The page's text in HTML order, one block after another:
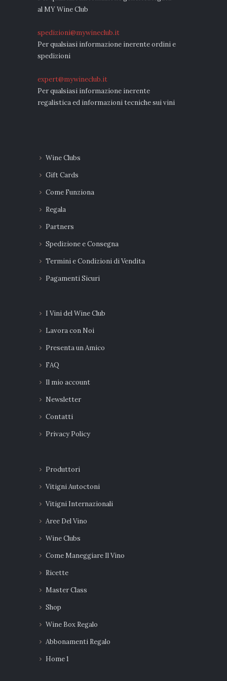
scelte
al MY Wine Club
spedizioni@mywineclub.it
Per qualsiasi informazione inerente ordini e
spedizioni
expert@mywineclub.it
Per qualsiasi informazione inerente
regalistica ed informazioni tecniche sui vini
Wine Clubs
Gift Cards
Come Funziona
Regala
Partners
Spedizione e Consegna
Termini e Condizioni di Vendita
Pagamenti Sicuri
I Vini del Wine Club
Lavora con Noi
Presenta un Amico
FAQ
Il mio account
Newsletter
Contatti
Privacy Policy
Produttori
Vitigni Autoctoni
Vitigni Internazionali
Aree Del Vino
Wine Clubs
Come Maneggiare Il Vino
Ricette
Master Class
Shop
Wine Box Regalo
Abbonamenti Regalo
Home 1